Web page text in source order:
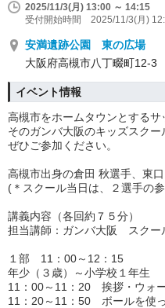
2025/11/3(月) 13:00 ～ 14:15
受付開始時間 2025/11/3(月)
安満遺跡公園 東の広場
大阪府高槻市八丁畷町12-3
イベント情報
高槻市をホームタウンとするサ
そのガンバ大阪のキッズスクー
ぜひご参加ください。
高槻市出身の倉田 秋選手、東
(＊スクール当日は、２選手の
講義内容（各回約７５分）
担当講師：ガンバ大阪 スクー
１部 11：00～12：15
年少（３歳）～小学校１年生
11：00～11：20 挨拶・ウォ
11：20～11：50 ボールを使